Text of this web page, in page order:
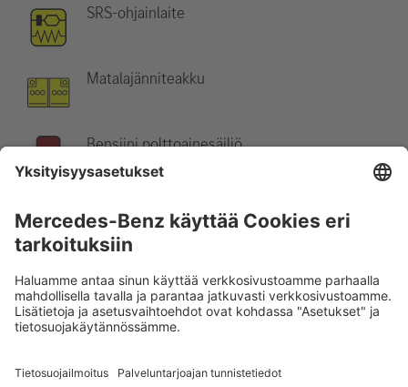
SRS-ohjainlaite
Matalajänniteakku
Bensiini polttoainesäiliö
Ohje:Katso lisätietoja pelastusohjeestamme.